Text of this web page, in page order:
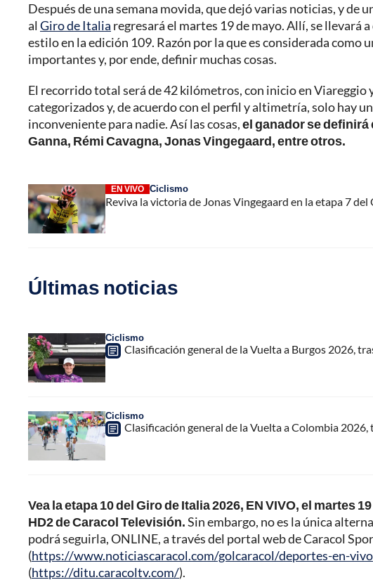
Después de una semana movida, que dejó varias noticias, y de
al Giro de Italia regresará el martes 19 de mayo. Allí, se llevará a
estilo en la edición 109. Razón por la que es considerada como
importantes y, por ende, definir muchas cosas.
El recorrido total será de 42 kilómetros, con inicio en Viareggio
categorizados y, de acuerdo con el perfil y altimetría, solo hay
inconveniente para nadie. Así las cosas,el ganador se
Ganna, Rémi Cavagna, Jonas Vingegaard, entre otros.
EN VIVO Ciclismo
Reviva la victoria de Jonas Vingegaard en la etapa 7
Últimas noticias
Ciclismo
Clasificación general de la Vuelta a Burgos 2026,
Ciclismo
Clasificación general de la Vuelta a Colombia
Vea la etapa 10 del Giro de Italia 2026, EN VIVO, el martes
HD2 de Caracol Televisión.Sin embargo, no es la única
podrá seguirla, ONLINE, a través del portal web de Caracol
(https://www.noticiascaracol.com/golcaracol/deportes-en-vivo
(https://ditu.caracoltv.com/).